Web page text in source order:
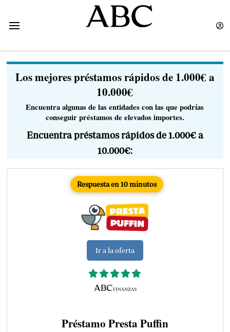
Los mejores préstamos rápidos de 1.000€ a
10.000€
Encuentra algunas de las entidades con las que podrías
conseguir préstamos de elevados importes.
Encuentra préstamos rápidos de 1.000€ a
10.000€:
Respuesta en 10 minutos
Ir a la oferta
Préstamo Presta Puffin